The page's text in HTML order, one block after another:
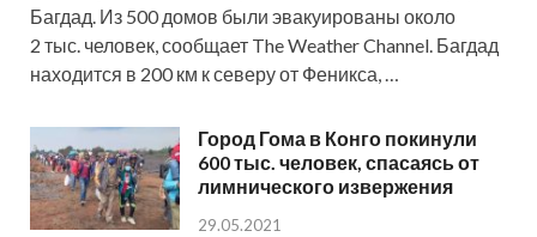
Багдад. Из 500 домов были эвакуированы около
2 тыс. человек, сообщает The Weather Channel. Багдад
находится в 200 км к северу от Феникса, …
Город Гома в Конго покинули
600 тыс. человек, спасаясь от
лимнического извержения
29.05.2021